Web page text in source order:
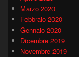
Marzo 2020
Febbraio 2020
Gennaio 2020
Dicembre 2019
Novembre 2019